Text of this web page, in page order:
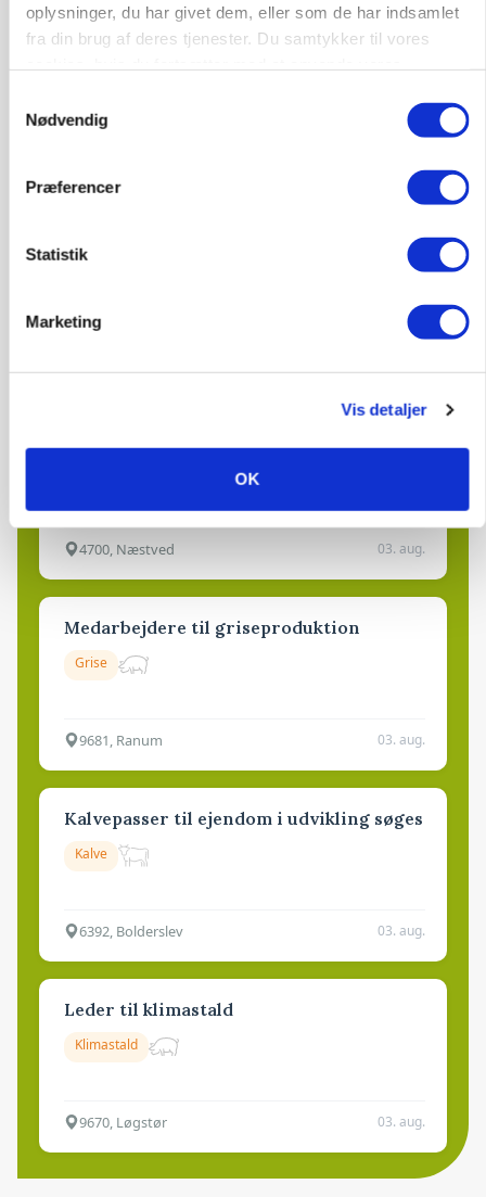
oplysninger, du har givet dem, eller som de har indsamlet
fra din brug af deres tjenester. Du samtykker til vores
Nødvendig
Præferencer
Statistik
Marketing
Vis detaljer
OK
Elevplads tilbydes ved Ringkøbing /
Trainee placement Ringkøbing
Grise
06. aug.
Rørlægger / håndmand søges til
dræn/entreprenørarbejde.
4700, Næstved 03. aug.
Medarbejdere til griseproduktion
Grise
9681, Ranum 03. aug.
Kalvepasser til ejendom i udvikling søges
Kalve
6392, Bolderslev 03. aug.
Leder til klimastald
Klimastald
9670, Løgstør 03. aug.